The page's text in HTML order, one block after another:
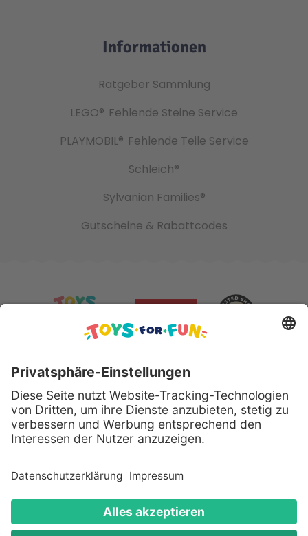
Informationen
Ratgeber Sammlung
LEGO® Fehlende Steine Service
PLAYMOBIL® Fehlende Teile Service
Schleich®
Sylvanian Families®
Gutscheine & Rabattcodes
Sicher bezahlen mit:
Alle genannten Produkte und Logos sind eingetragene
Warenzeichen der jeweiligen Hersteller.
Copyright © 2008 - 2026 Toys for Fun GmbH - Alle